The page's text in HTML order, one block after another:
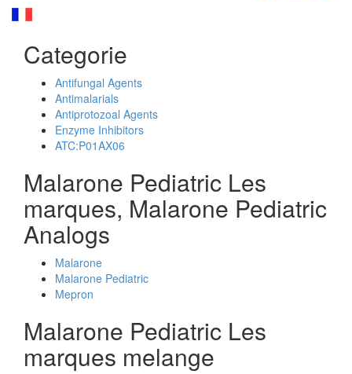
Categorie
Antifungal Agents
Antimalarials
Antiprotozoal Agents
Enzyme Inhibitors
ATC:P01AX06
Malarone Pediatric Les
marques, Malarone Pediatric
Analogs
Malarone
Malarone Pediatric
Mepron
Malarone Pediatric Les
marques melange